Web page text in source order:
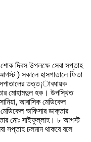
দিবস উপলক্ষে সেবা সপ্তাহ
) সকালে হাসপাতালে ফিতা
তত্ত¡াবধায়ক
মোহামদুল হক। উপস্থিত
আবাসিক মেডিকেল
অফিসার ডাক্তার
মোঃ সাইফুল্লাহ। ৮ আগস্ট
সপ্তাহ চলমান থাকবে বলে